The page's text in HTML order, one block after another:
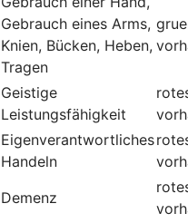
Gebrauch eines Arms,
Knien, Bücken, Heben,
Tragen
Geistige
Leistungsfähigkeit
Eigenverantwortliches
Handeln
Demenz